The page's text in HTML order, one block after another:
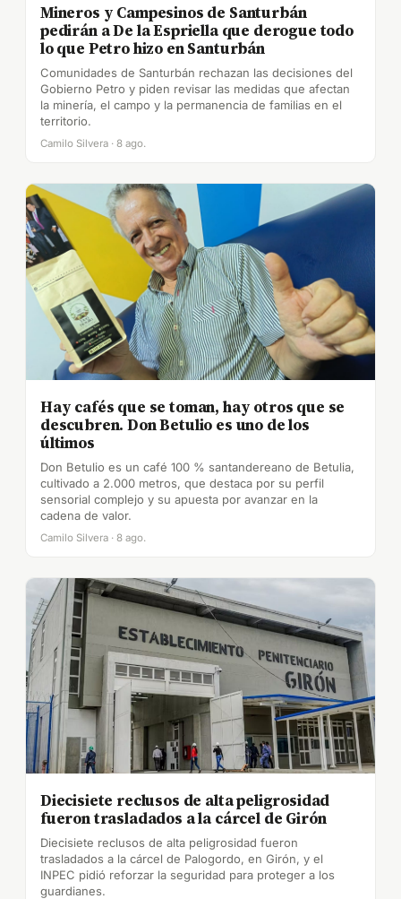
Mineros y Campesinos de Santurbán
pedirán a De la Espriella que derogue todo
lo que Petro hizo en Santurbán
Comunidades de Santurbán rechazan las decisiones del
Gobierno Petro y piden revisar las medidas que afectan
la minería, el campo y la permanencia de familias en el
territorio.
Camilo Silvera · 8 ago.
Hay cafés que se toman, hay otros que se
descubren. Don Betulio es uno de los
últimos
Don Betulio es un café 100 % santandereano de Betulia,
cultivado a 2.000 metros, que destaca por su perfil
sensorial complejo y su apuesta por avanzar en la
cadena de valor.
Camilo Silvera · 8 ago.
Diecisiete reclusos de alta peligrosidad
fueron trasladados a la cárcel de Girón
Diecisiete reclusos de alta peligrosidad fueron
trasladados a la cárcel de Palogordo, en Girón, y el
INPEC pidió reforzar la seguridad para proteger a los
guardianes.